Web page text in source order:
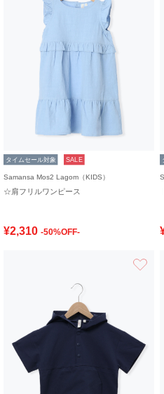
タイムセール対象 SALE
Samansa Mos2 Lagom（KIDS）
☆肩フリルワンピース
¥2,310 -50%OFF-